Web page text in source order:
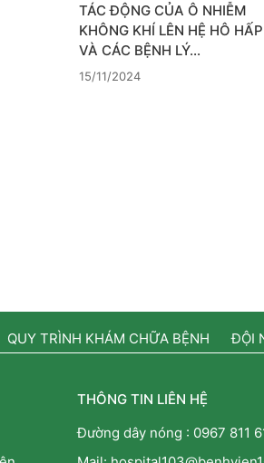
TÁC ĐỘNG CỦA Ô NHIỄM
KHÔNG KHÍ LÊN HỆ HÔ HẤP
VÀ CÁC BỆNH LÝ…
15/11/2024
QUY TRÌNH KHÁM CHỮA BỆNH ĐỘI
THÔNG TIN LIÊN HỆ
Đường dây nóng : 0967 811